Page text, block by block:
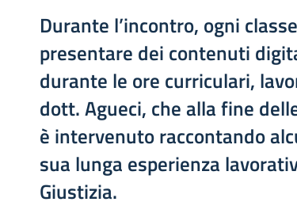
Durante l’incontro, ogni
presentare dei contenuti
durante le ore curriculari,
dott. Agueci, che alla fine
è intervenuto raccontando
sua lunga esperienza
Giustizia.